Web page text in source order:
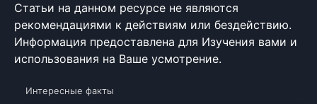
Статьи на данном ресурсе не являются
рекомендациями к действиям или бездействию.
Информация предоставлена для Изучения вами и
использования на Ваше усмотрение.
Интересные факты